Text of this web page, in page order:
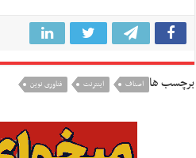
برچسب ها اصناف اينترنت فناورى نوين